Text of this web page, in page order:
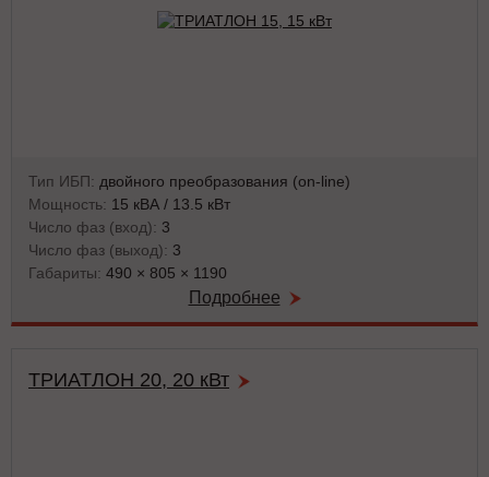
Тип ИБП: двойного преобразования (on-line)
Мощность: 15 кВА / 13.5 кВт
Число фаз (вход): 3
Число фаз (выход): 3
Габариты: 490 × 805 × 1190
Подробнее
ТРИАТЛОН 20, 20 кВт